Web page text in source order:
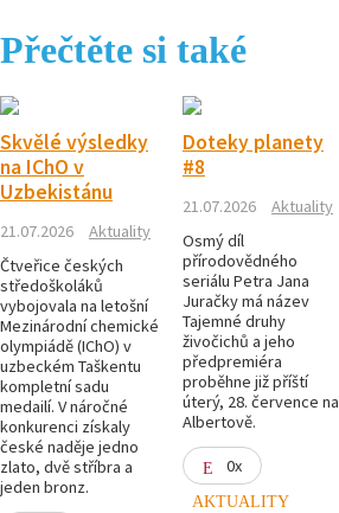
Přečtěte si také
Skvělé výsledky
na IChO v
Uzbekistánu
21.07.2026
Aktuality
Čtveřice českých
středoškoláků
vybojovala na letošní
Mezinárodní chemické
olympiádě (IChO) v
uzbeckém Taškentu
kompletní sadu
medailí. V náročné
konkurenci získaly
české naděje jedno
zlato, dvě stříbra a
jeden bronz.
Doteky planety
#8
21.07.2026
Aktuality
Osmý díl
přírodovědného
seriálu Petra Jana
Juračky má název
Tajemné druhy
živočichů a jeho
předpremiéra
proběhne již příští
úterý, 28. července na
Albertově.
0x
AKTUALITY